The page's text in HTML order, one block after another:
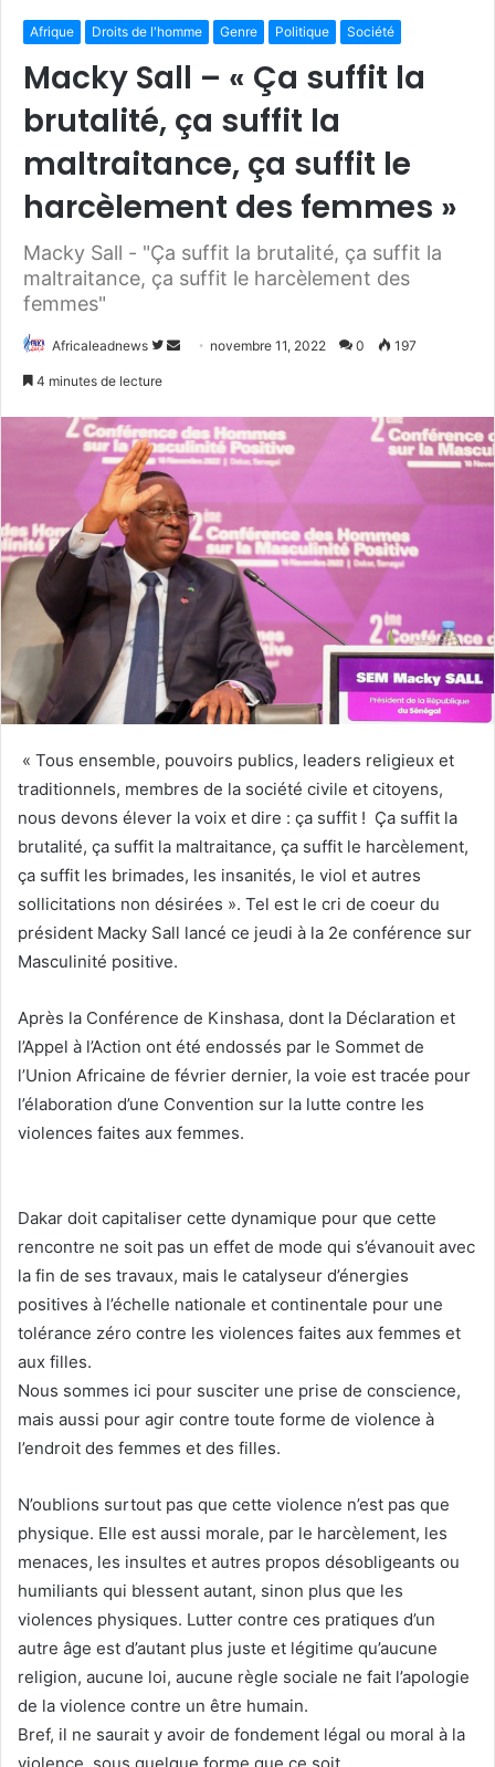
Afrique Droits de l'homme Genre Politique Société
Macky Sall – « Ça suffit la
brutalité, ça suffit la
maltraitance, ça suffit le
harcèlement des femmes »
Macky Sall - "Ça suffit la brutalité, ça suffit la
maltraitance, ça suffit le harcèlement des
femmes"
Africaleadnews
S
v
r
e
s
u
r
T
t
e
o
y
r
u
n
c
u
r
i
l
novembre 11, 2022 0 197
4 minutes de lecture
« Tous ensemble, pouvoirs publics, leaders religieux et
traditionnels, membres de la société civile et citoyens,
nous devons élever la voix et dire : ça suffit ! Ça suffit la
brutalité, ça suffit la maltraitance, ça suffit le harcèlement,
ça suffit les brimades, les insanités, le viol et autres
sollicitations non désirées ». Tel est le cri de coeur du
président Macky Sall lancé ce jeudi à la 2e conférence sur
Masculinité positive.
Après la Conférence de Kinshasa, dont la Déclaration et
l’Appel à l’Action ont été endossés par le Sommet de
l’Union Africaine de février dernier, la voie est tracée pour
l’élaboration d’une Convention sur la lutte contre les
violences faites aux femmes.
Dakar doit capitaliser cette dynamique pour que cette
rencontre ne soit pas un effet de mode qui s’évanouit avec
la fin de ses travaux, mais le catalyseur d’énergies
positives à l’échelle nationale et continentale pour une
tolérance zéro contre les violences faites aux femmes et
aux filles.
Nous sommes ici pour susciter une prise de conscience,
mais aussi pour agir contre toute forme de violence à
l’endroit des femmes et des filles.
N’oublions surtout pas que cette violence n’est pas que
physique. Elle est aussi morale, par le harcèlement, les
menaces, les insultes et autres propos désobligeants ou
humiliants qui blessent autant, sinon plus que les
violences physiques. Lutter contre ces pratiques d’un
autre âge est d’autant plus juste et légitime qu’aucune
religion, aucune loi, aucune règle sociale ne fait l’apologie
de la violence contre un être humain.
Bref, il ne saurait y avoir de fondement légal ou moral à la